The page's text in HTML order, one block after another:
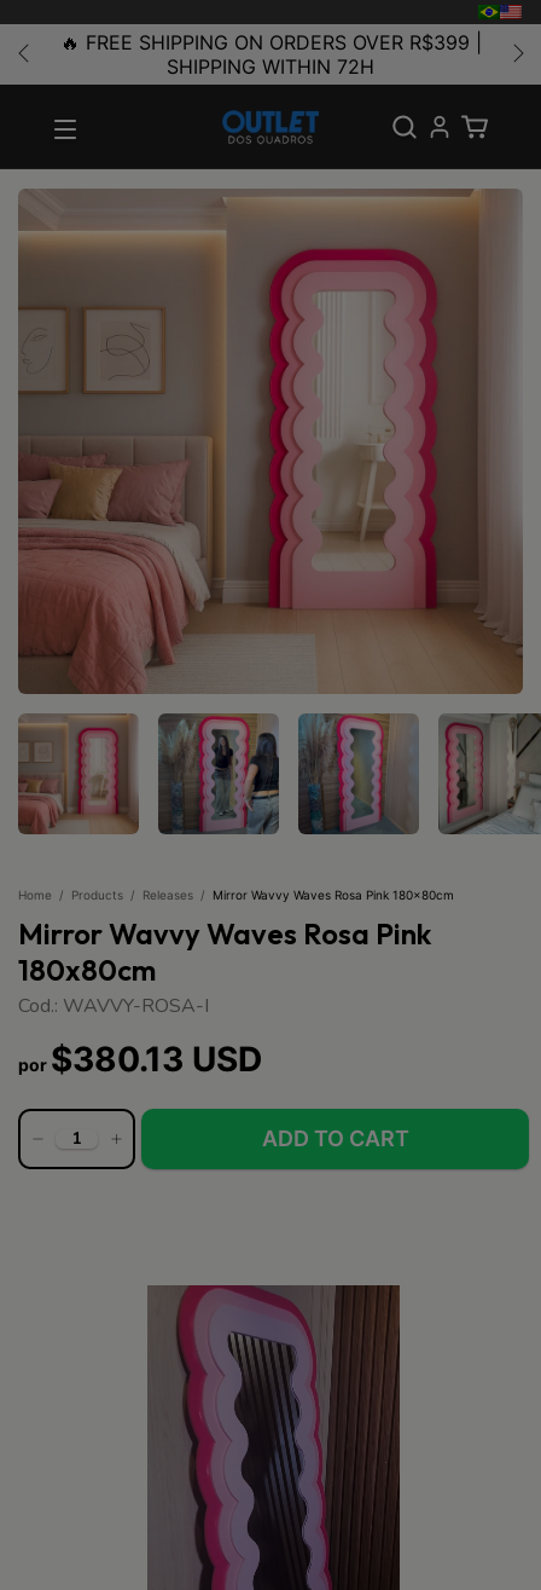
🔥 FREE SHIPPING ON ORDERS OVER R$399 |
SHIPPING WITHIN 72H
Home / Products / Releases / Mirror Wavvy Waves Rosa Pink 180x80cm
Mirror Wavvy Waves Rosa Pink
180x80cm
Cod.: WAVVY-ROSA-I
por $380.13 USD